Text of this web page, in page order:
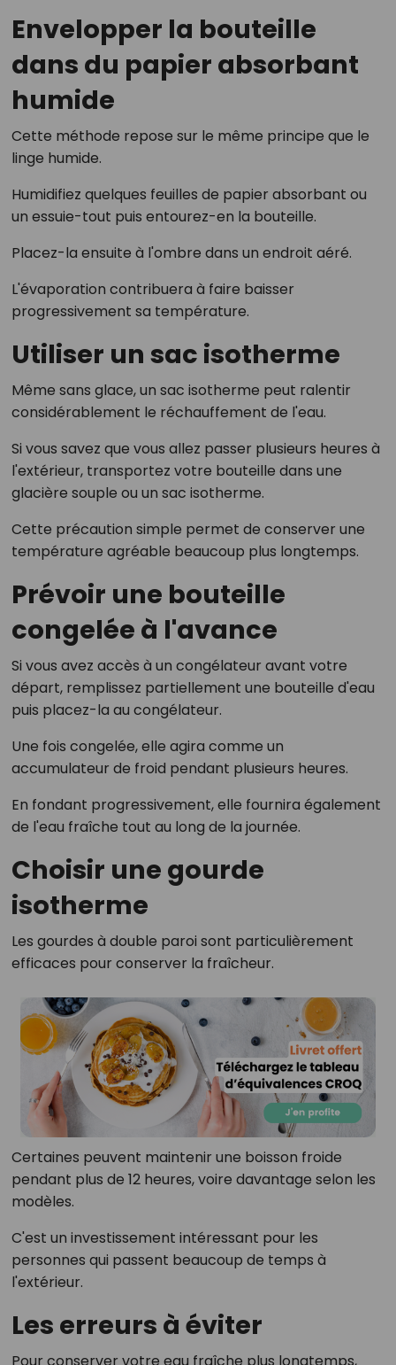
Envelopper la bouteille
dans du papier absorbant
humide
Cette méthode repose sur le même principe que le
linge humide.
Humidifiez quelques feuilles de papier absorbant ou
un essuie-tout puis entourez-en la bouteille.
Placez-la ensuite à l'ombre dans un endroit aéré.
L'évaporation contribuera à faire baisser
progressivement sa température.
Utiliser un sac isotherme
Même sans glace, un sac isotherme peut ralentir
considérablement le réchauffement de l'eau.
Si vous savez que vous allez passer plusieurs heures à
l'extérieur, transportez votre bouteille dans une
glacière souple ou un sac isotherme.
Cette précaution simple permet de conserver une
température agréable beaucoup plus longtemps.
Prévoir une bouteille
congelée à l'avance
Si vous avez accès à un congélateur avant votre
départ, remplissez partiellement une bouteille d'eau
puis placez-la au congélateur.
Une fois congelée, elle agira comme un
accumulateur de froid pendant plusieurs heures.
En fondant progressivement, elle fournira également
de l'eau fraîche tout au long de la journée.
Choisir une gourde
isotherme
Les gourdes à double paroi sont particulièrement
efficaces pour conserver la fraîcheur.
Certaines peuvent maintenir une boisson froide
pendant plus de 12 heures, voire davantage selon les
modèles.
C'est un investissement intéressant pour les
personnes qui passent beaucoup de temps à
l'extérieur.
Les erreurs à éviter
Pour conserver votre eau fraîche plus longtemps,